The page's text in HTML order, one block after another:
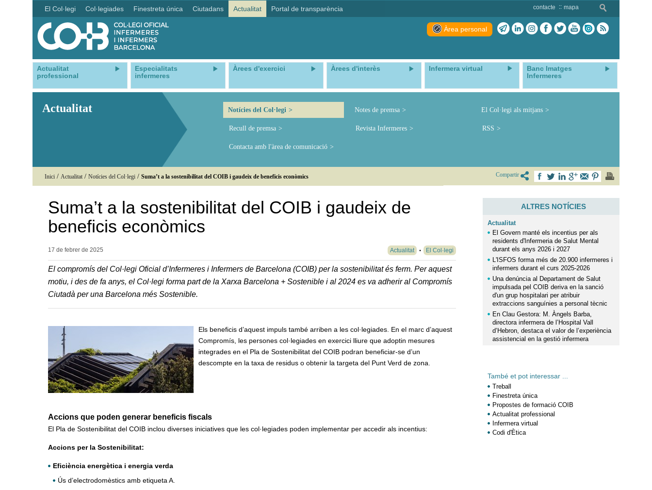
El Col·legi Col·legiades Finestreta única Ciutadans Actualitat Portal de transparència contacte mapa
Àrea personal
Actualitat
professional
Especialitats
infermeres
Àrees d'exercici Àrees d'interès Infermera virtual
Banc Imatges
Infermeres
Actualitat Notícies del Col·legi Notes de premsa El Col·legi als mitjans
Recull de premsa Revista Infermeres RSS
Contacta amb l'àrea de comunicació
Inici / Actualitat / Notícies del Col·legi / Suma’t a la sostenibilitat del COIB i gaudeix de beneficis econòmics Compartir
Suma’t a la sostenibilitat del COIB i gaudeix de
beneficis econòmics
17 de febrer de 2025 Actualitat El Col·legi
El compromís del Col·legi Oficial d’Infermeres i Infermers de Barcelona (COIB) per la sostenibilitat és ferm. Per aquest
motiu, i des de fa anys, el Col·legi forma part de la Xarxa Barcelona + Sostenible i al 2024 es va adherir al Compromís
Ciutadà per una Barcelona més Sostenible.
Els beneficis d’aquest impuls també arriben a les col·legiades. En el marc d’aquest
Compromís, les persones col·legiades en exercici lliure que adoptin mesures
integrades en el Pla de Sostenibilitat del COIB podran beneficiar-se d’un
descompte en la taxa de residus o obtenir la targeta del Punt Verd de zona.
Accions que poden generar beneficis fiscals
El Pla de Sostenibilitat del COIB inclou diverses iniciatives que les col·legiades poden implementar per accedir als incentius:
Accions per la Sostenibilitat:
Eficiència energètica i energia verda
Ús d’electrodomèstics amb etiqueta A.
ALTRES NOTÍCIES
Actualitat
El Govern manté els incentius per als
residents d'Infermeria de Salut Mental
durant els anys 2026 i 2027
L'ISFOS forma més de 20.900 infermeres i
infermers durant el curs 2025-2026
Una denúncia al Departament de Salut
impulsada pel COIB deriva en la sanció
d'un grup hospitalari per atribuir
extraccions sanguínies a personal tècnic
En Clau Gestora: M. Àngels Barba,
directora infermera de l’Hospital Vall
d’Hebron, destaca el valor de l’experiència
assistencial en la gestió infermera
També et pot interessar ...
Treball
Finestreta única
Propostes de formació COIB
Actualitat professional
Infermera virtual
Codi d'Ètica